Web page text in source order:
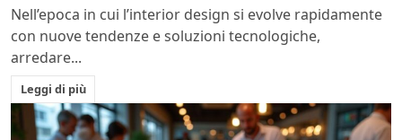
Nell’epoca in cui l’interior design si evolve rapidamente
con nuove tendenze e soluzioni tecnologiche,
arredare...
Leggi di più